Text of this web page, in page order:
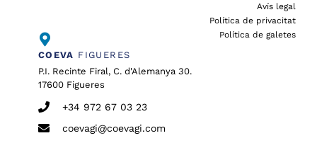
Avís legal
Política de privacitat
Política de galetes
COEVA FIGUERES
P.I. Recinte Firal, C. d'Alemanya 30.
17600 Figueres
+34 972 67 03 23
coevagi@coevagi.com